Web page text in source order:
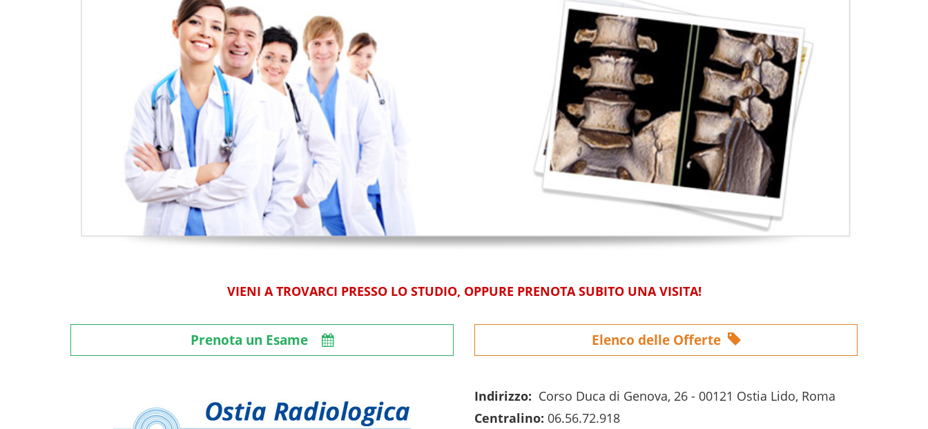
VIENI A TROVARCI PRESSO LO STUDIO, OPPURE PRENOTA SUBITO UNA VISITA!
Prenota un Esame Elenco delle Offerte
Indirizzo: Corso Duca di Genova, 26 - 00121 Ostia Lido, Roma
Centralino: 06.56.72.918